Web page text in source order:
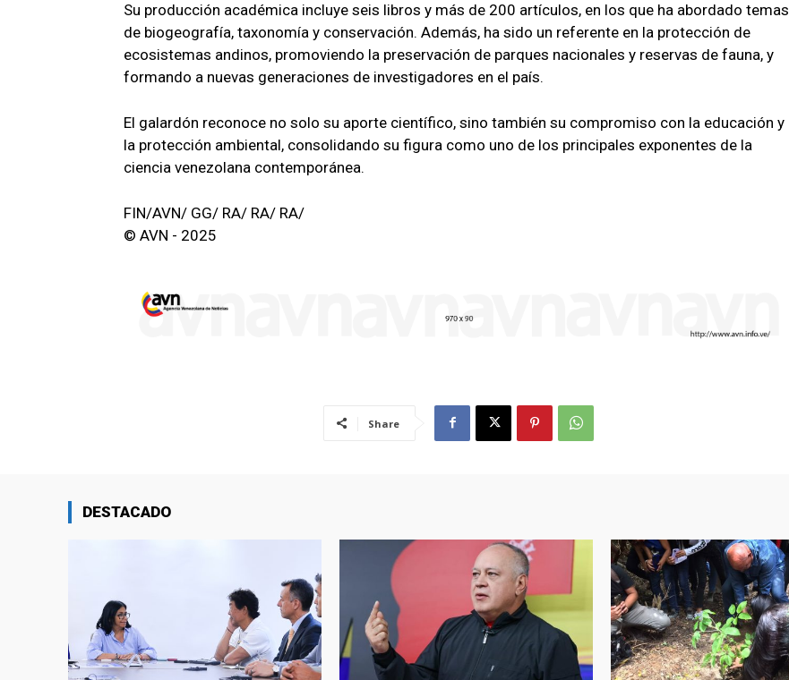
Su producción académica incluye seis libros y más de 200 artículos, en los que ha abordado temas
de biogeografía, taxonomía y conservación. Además, ha sido un referente en la protección de
ecosistemas andinos, promoviendo la preservación de parques nacionales y reservas de fauna, y
formando a nuevas generaciones de investigadores en el país.
El galardón reconoce no solo su aporte científico, sino también su compromiso con la educación y
la protección ambiental, consolidando su figura como uno de los principales exponentes de la
ciencia venezolana contemporánea.
FIN/AVN/ GG/ RA/ RA/ RA/
© AVN - 2025
Share
DESTACADO